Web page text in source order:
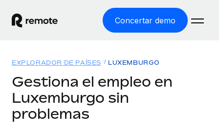
Concertar demo
EMPLEO GLOBAL
Nómina global
Soluciones
Recursos
EXPLORADOR DE PAÍSES LUXEMBURGO
Gestiona el empleo en
Luxemburgo sin
problemas